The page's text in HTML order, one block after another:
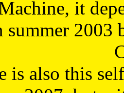
it
summer 2003
is also this